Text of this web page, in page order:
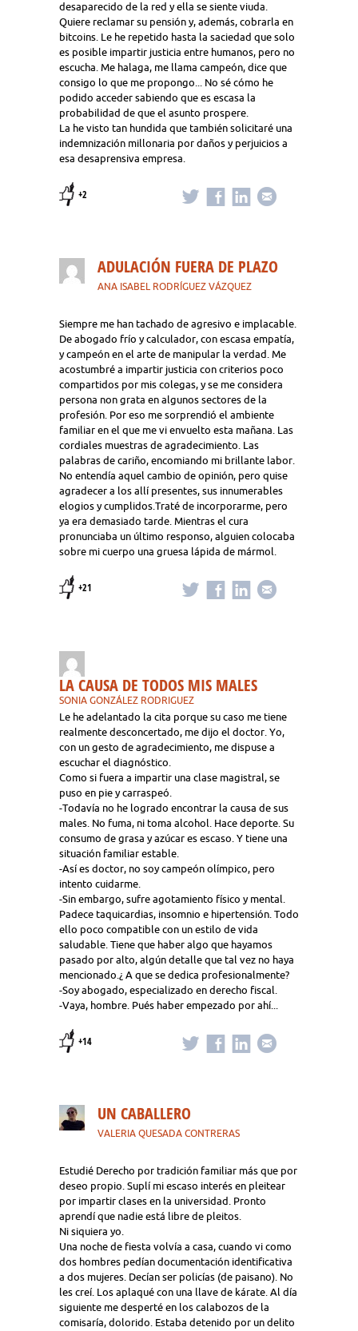
desaparecido de la red y ella se siente viuda.
Quiere reclamar su pensión y, además, cobrarla en
bitcoins. Le he repetido hasta la saciedad que solo
es posible impartir justicia entre humanos, pero no
escucha. Me halaga, me llama campeón, dice que
consigo lo que me propongo... No sé cómo he
podido acceder sabiendo que es escasa la
probabilidad de que el asunto prospere.
La he visto tan hundida que también solicitaré una
indemnización millonaria por daños y perjuicios a
esa desaprensiva empresa.
+2
ADULACIÓN FUERA DE PLAZO
ANA ISABEL RODRÍGUEZ VÁZQUEZ
Siempre me han tachado de agresivo e implacable.
De abogado frío y calculador, con escasa empatía,
y campeón en el arte de manipular la verdad. Me
acostumbré a impartir justicia con criterios poco
compartidos por mis colegas, y se me considera
persona non grata en algunos sectores de la
profesión. Por eso me sorprendió el ambiente
familiar en el que me vi envuelto esta mañana. Las
cordiales muestras de agradecimiento. Las
palabras de cariño, encomiando mi brillante labor.
No entendía aquel cambio de opinión, pero quise
agradecer a los allí presentes, sus innumerables
elogios y cumplidos.Traté de incorporarme, pero
ya era demasiado tarde. Mientras el cura
pronunciaba un último responso, alguien colocaba
sobre mi cuerpo una gruesa lápida de mármol.
+21
LA CAUSA DE TODOS MIS MALES
SONIA GONZÁLEZ RODRIGUEZ
Le he adelantado la cita porque su caso me tiene
realmente desconcertado, me dijo el doctor. Yo,
con un gesto de agradecimiento, me dispuse a
escuchar el diagnóstico.
Como si fuera a impartir una clase magistral, se
puso en pie y carraspeó.
-Todavía no he logrado encontrar la causa de sus
males. No fuma, ni toma alcohol. Hace deporte. Su
consumo de grasa y azúcar es escaso. Y tiene una
situación familiar estable.
-Así es doctor, no soy campeón olímpico, pero
intento cuidarme.
-Sin embargo, sufre agotamiento físico y mental.
Padece taquicardias, insomnio e hipertensión. Todo
ello poco compatible con un estilo de vida
saludable. Tiene que haber algo que hayamos
pasado por alto, algún detalle que tal vez no haya
mencionado.¿ A que se dedica profesionalmente?
-Soy abogado, especializado en derecho fiscal.
-Vaya, hombre. Pués haber empezado por ahí...
+14
UN CABALLERO
VALERIA QUESADA CONTRERAS
Estudié Derecho por tradición familiar más que por
deseo propio. Suplí mi escaso interés en pleitear
por impartir clases en la universidad. Pronto
aprendí que nadie está libre de pleitos.
Ni siquiera yo.
Una noche de fiesta volvía a casa, cuando vi como
dos hombres pedían documentación identificativa
a dos mujeres. Decían ser policías (de paisano). No
les creí. Los aplaqué con una llave de kárate. Al día
siguiente me desperté en los calabozos de la
comisaría, dolorido. Estaba detenido por un delito